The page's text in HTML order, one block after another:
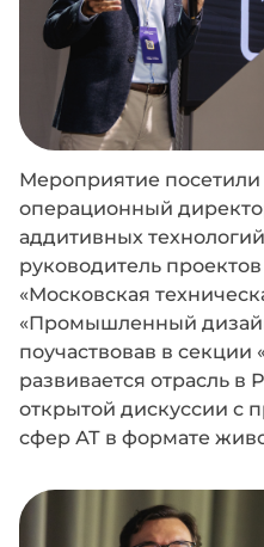
Мероприятие
операционный
аддитивных
руководитель
«Московская
«Промышленный
поучаствовав в
развивается отрасль в
открытой дискуссии с
сфер АТ в формате